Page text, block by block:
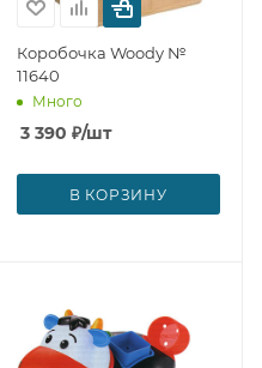
Коробочка Woody №
11640
Много
3 390 ₽/шт
В КОРЗИНУ